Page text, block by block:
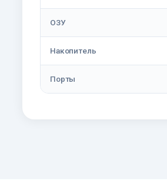
ОЗУ
Накопитель
Порты